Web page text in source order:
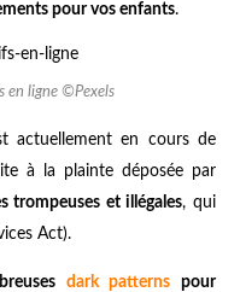
pour vos enfants.
en ligne ©Pexels
actuellement en cours de
à la plainte déposée par
trompeuses et illégales, qui
Act).
dark patterns pour